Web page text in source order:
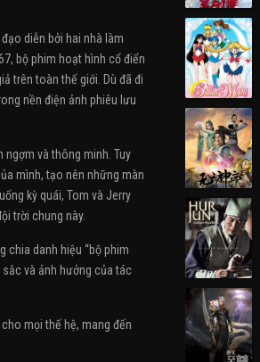
diễn bởi hai nhà làm
bộ phim hoạt hình cổ điển
trên toàn thế giới. Dù đã đi
nền điện ảnh phiêu lưu
và thông minh. Tuy
mình, tạo nên những màn
kỳ quái, Tom và Jerry
trời chung này.
chia danh hiệu “bộ phim
và ảnh hưởng của tác
mọi thế hệ, mang đến